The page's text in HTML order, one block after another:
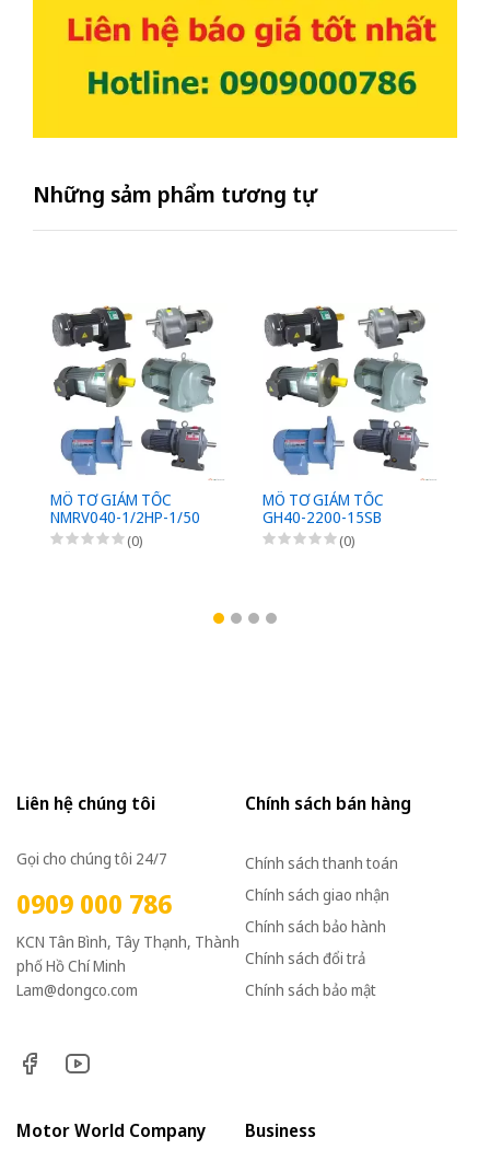
Những sảm phẩm tương tự
MÔ TƠ GIẢM TỐC
NMRV040-1/2HP-1/50
(0)
MÔ TƠ GIẢM TỐC
GH40-2200-15SB
(0)
Liên hệ chúng tôi
Gọi cho chúng tôi 24/7
0909 000 786
KCN Tân Bình, Tây Thạnh, Thành
phố Hồ Chí Minh
Lam@dongco.com
Chính sách bán hàng
Chính sách thanh toán
Chính sách giao nhận
Chính sách bảo hành
Chính sách đổi trả
Chính sách bảo mật
Motor World Company Business